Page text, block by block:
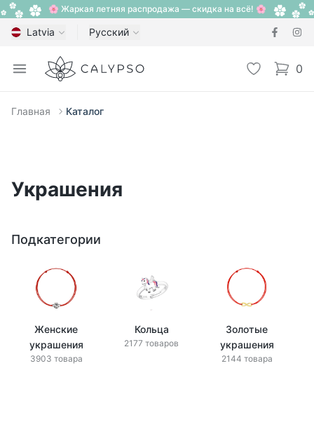
🌸 Жаркая летняя распродажа — скидка на всё! 🌸
Latvia Русский
Open menu
Calypso Избранное
0
items
Главная Каталог
Украшения
Подкатегории
Женские
украшения
3903 товара
Кольца
2177 товаров
Золотые
украшения
2144 товара